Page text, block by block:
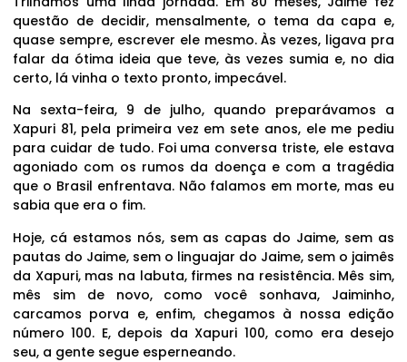
questão de decidir, mensalmente, o tema da capa e,
quase sempre, escrever ele mesmo. Às vezes, ligava pra
falar da ótima ideia que teve, às vezes sumia e, no dia
certo, lá vinha o texto pronto, impecável.
Na sexta-feira, 9 de julho, quando preparávamos a
Xapuri 81, pela primeira vez em sete anos, ele me pediu
para cuidar de tudo. Foi uma conversa triste, ele estava
agoniado com os rumos da doença e com a tragédia
que o Brasil enfrentava. Não falamos em morte, mas eu
sabia que era o fim.
Hoje, cá estamos nós, sem as capas do Jaime, sem as
pautas do Jaime, sem o linguajar do Jaime, sem o jaimês
da Xapuri, mas na labuta, firmes na resistência. Mês sim,
mês sim de novo, como você sonhava, Jaiminho,
carcamos porva e, enfim, chegamos à nossa edição
número 100. E, depois da Xapuri 100, como era desejo
seu, a gente segue esperneando.